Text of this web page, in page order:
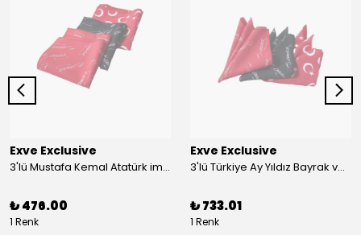
Exve Exclusive
3'lü Mustafa Kemal Atatürk imzalı ve Türkiye Ay Yıldız Bayraklı Kadın Fular Seti
₺ 476.00
1 Renk
Exve Exclusive
3'lü Türkiye Ay Yıldız Bayrak ve Mustafa Kemal Atatürk imzalı Kırmızı Siyah Yaka Mendili Seti
₺ 733.01
1 Renk